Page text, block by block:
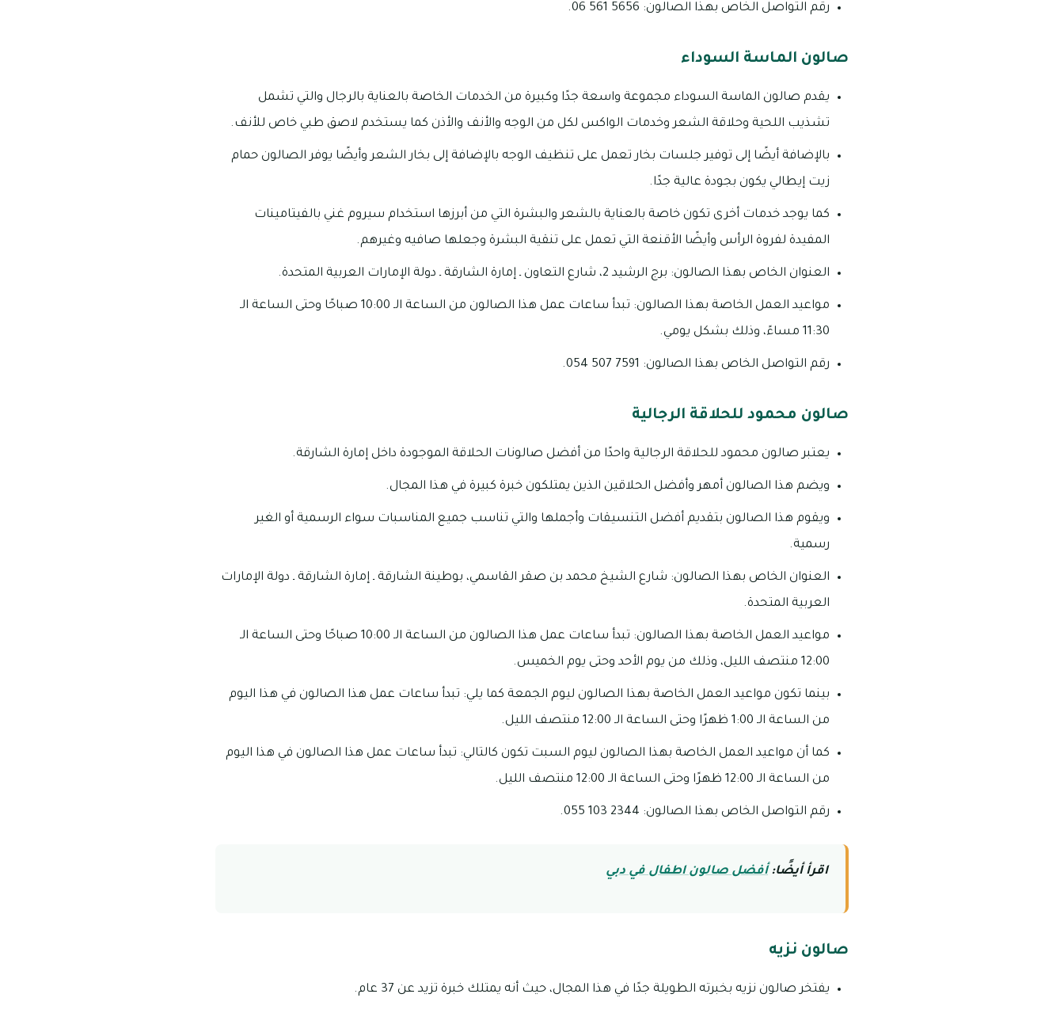
رقم التواصل الخاص بهذا الصالون: 5656 561 06.
صالون الماسة السوداء
يقدم صالون الماسة السوداء مجموعة واسعة جدًا وكبيرة من الخدمات الخاصة بالعناية بالرجال والتي تشمل
تشذيب اللحية وحلاقة الشعر وخدمات الواكس لكل من الوجه والأنف والأذن كما يستخدم لاصق طبي خاص للأنف.
بالإضافة أيضًا إلى توفير جلسات بخار تعمل على تنظيف الوجه بالإضافة إلى بخار الشعر وأيضًا يوفر الصالون حمام
زيت إيطالي يكون بجودة عالية جدًا.
كما يوجد خدمات أخرى تكون خاصة بالعناية بالشعر والبشرة التي من أبرزها استخدام سيروم غني بالفيتامينات
المفيدة لفروة الرأس وأيضًا الأقنعة التي تعمل على تنقية البشرة وجعلها صافيه وغيرهم.
العنوان الخاص بهذا الصالون: برج الرشيد 2، شارع التعاون ـ إمارة الشارقة ـ دولة الإمارات العربية المتحدة.
مواعيد العمل الخاصة بهذا الصالون: تبدأ ساعات عمل هذا الصالون من الساعة الـ 10:00 صباحًا وحتى الساعة الـ
11:30 مساءً، وذلك بشكل يومي.
رقم التواصل الخاص بهذا الصالون: 7591 507 054.
صالون محمود للحلاقة الرجالية
يعتبر صالون محمود للحلاقة الرجالية واحدًا من أفضل صالونات الحلاقة الموجودة داخل إمارة الشارقة.
ويضم هذا الصالون أمهر وأفضل الحلاقين الذين يمتلكون خبرة كبيرة في هذا المجال.
ويقوم هذا الصالون بتقديم أفضل التنسيقات وأجملها والتي تناسب جميع المناسبات سواء الرسمية أو الغير
رسمية.
العنوان الخاص بهذا الصالون: شارع الشيخ محمد بن صقر القاسمي‎، بوطينة الشارقة ـ إمارة الشارقة ـ دولة الإمارات
العربية المتحدة.
مواعيد العمل الخاصة بهذا الصالون: تبدأ ساعات عمل هذا الصالون من الساعة الـ 10:00 صباحًا وحتى الساعة الـ
12:00 منتصف الليل، وذلك من يوم الأحد وحتى يوم الخميس.
بينما تكون مواعيد العمل الخاصة بهذا الصالون ليوم الجمعة كما يلي: تبدأ ساعات عمل هذا الصالون في هذا اليوم
من الساعة الـ 1:00 ظهرًا وحتى الساعة الـ 12:00 منتصف الليل.
كما أن مواعيد العمل الخاصة بهذا الصالون ليوم السبت تكون كالتالي: تبدأ ساعات عمل هذا الصالون في هذا اليوم
من الساعة الـ 12:00 ظهرًا وحتى الساعة الـ 12:00 منتصف الليل.
رقم التواصل الخاص بهذا الصالون: 2344 103 055.
اقرأ أيضًا:أفضل صالون اطفال في دبي
صالون نزيه
يفتخر صالون نزيه بخبرته الطويلة جدًا في هذا المجال، حيث أنه يمتلك خبرة تزيد عن 37 عام.